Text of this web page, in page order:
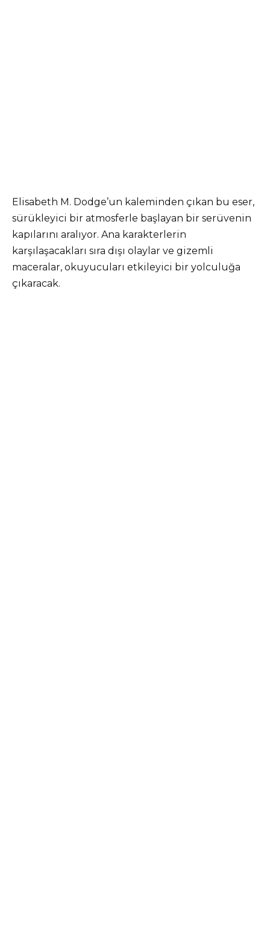
Elisabeth M. Dodge’un kaleminden çıkan bu eser,
sürükleyici bir atmosferle başlayan bir serüvenin
kapılarını aralıyor. Ana karakterlerin
karşılaşacakları sıra dışı olaylar ve gizemli
maceralar, okuyucuları etkileyici bir yolculuğa
çıkaracak.